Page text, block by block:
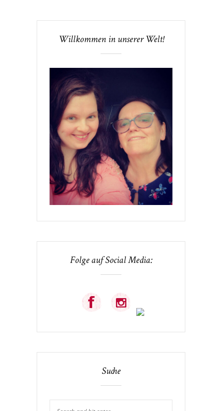
Willkommen in unserer Welt!
Folge auf Social Media:
Suche